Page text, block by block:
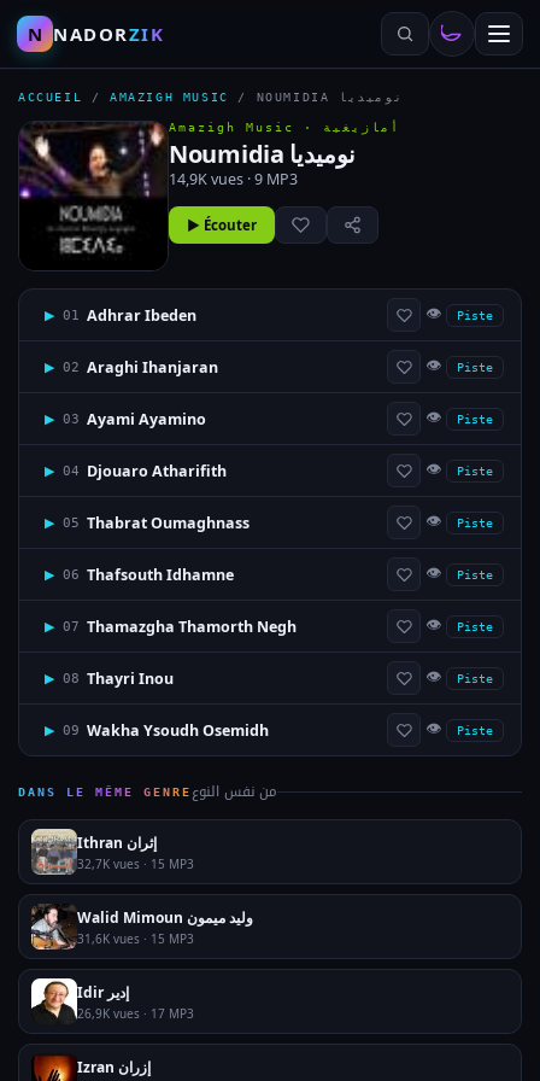
N NADORZIK
ACCUEIL /AMAZIGH MUSIC / NOUMIDIA نوميديا
Amazigh Music · أمازيغية
Noumidia نوميديا
14,9K vues · 9 MP3
▶ Écouter
▶ 01 Adhrar Ibeden 👁 Piste
▶ 02 Araghi Ihanjaran 👁 Piste
▶ 03 Ayami Ayamino 👁 Piste
▶ 04 Djouaro Atharifith 👁 Piste
▶ 05 Thabrat Oumaghnass 👁 Piste
▶ 06 Thafsouth Idhamne 👁 Piste
▶ 07 Thamazgha Thamorth Negh 👁 Piste
▶ 08 Thayri Inou 👁 Piste
▶ 09 Wakha Ysoudh Osemidh 👁 Piste
DANS LE MÊME GENRE من نفس النوع
Ithran إثران
32,7K vues · 15 MP3
Walid Mimoun وليد ميمون
31,6K vues · 15 MP3
Idir إدير
26,9K vues · 17 MP3
Izran إزران